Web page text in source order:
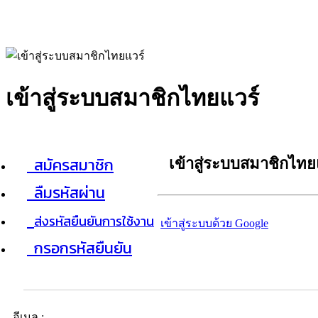
เข้าสู่ระบบสมาชิกไทยแวร์
สมัครสมาชิก
ลืมรหัสผ่าน
ส่งรหัสยืนยันการใช้งาน
กรอกรหัสยืนยัน
เข้าสู่ระบบสมาชิกไท
เข้าสู่ระบบด้วย Google